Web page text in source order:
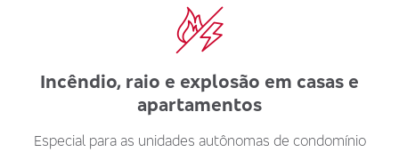
Incêndio, raio e explosão em casas e
apartamentos
Especial para as unidades autônomas de condomínio